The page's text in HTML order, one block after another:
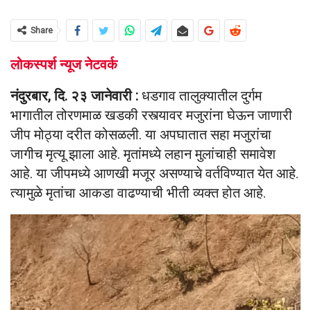
Share
लोकस्पर्श न्यूज नेटवर्क
नंदुरबार, दि. २३ जानेवारी : धडगाव तालुक्यातील दुर्गम
भागातील तोरणमाळ खडकी रस्त्यावर मजुरांना घेऊन जाणारी
जीप मोठ्या दरीत कोसळली. या अपघातात सहा मजुरांचा
जागीच मृत्यू झाला आहे. मृतांमध्ये लहान मुलांचाही समावेश
आहे. या जीपमध्ये आणखी मजूर असण्याचे वर्तविण्यात येत आहे.
त्यामुळे मृतांचा आकडा वाढण्याची भीती व्यक्त होत आहे.